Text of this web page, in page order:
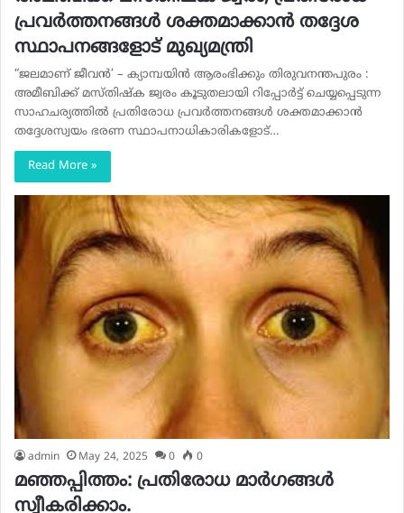
പ്രവര്‍ത്തനങ്ങള്‍ ശക്തമാക്കാന്‍ തദ്ദേശ
സ്ഥാപനങ്ങളോട് മുഖ്യമന്ത്രി
“ജലമാണ് ജീവൻ’ – ക്യാമ്പയിന്‍ ആരംഭിക്കും തിരുവനന്തപുരം :
അമീബിക്ക് മസ്തിഷ്ക ജ്വരം കൂടുതലായി റിപ്പോര്‍ട്ട് ചെയ്യപ്പെടുന്ന
സാഹചര്യത്തില്‍ പ്രതിരോധ പ്രവര്‍ത്തനങ്ങള്‍ ശക്തമാക്കാന്‍
തദ്ദേശസ്വയം ഭരണ സ്ഥാപനാധികാരികളോട്…
Read More »
admin May 24, 2025 0 0
മഞ്ഞപ്പിത്തം: പ്രതിരോധ മാര്‍ഗങ്ങള്‍
സ്വീകരിക്കാം.